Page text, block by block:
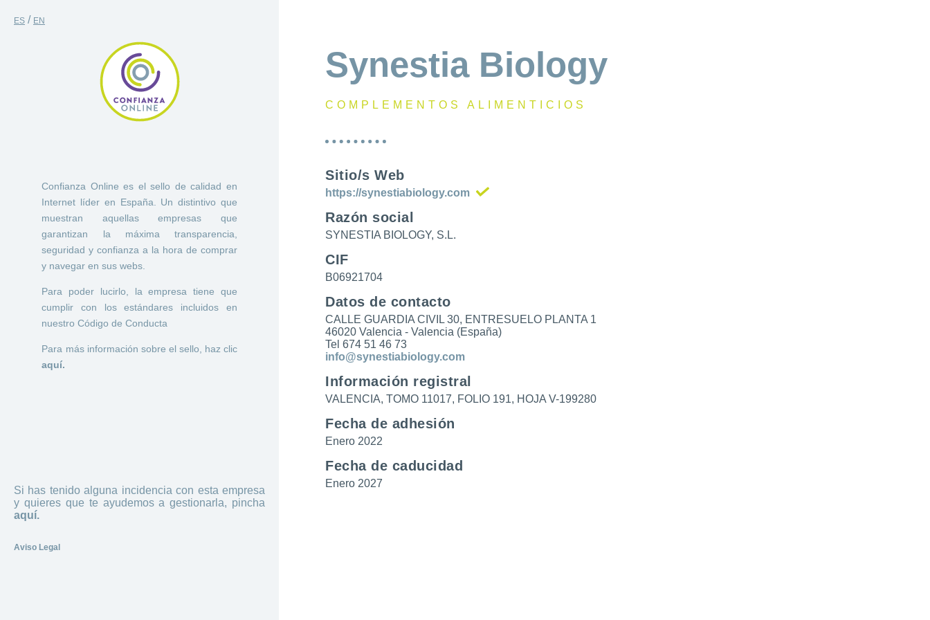
ES / EN
Confianza Online es el sello de calidad en
Internet líder en España. Un distintivo que
muestran aquellas empresas que
garantizan la máxima transparencia,
seguridad y confianza a la hora de comprar
y navegar en sus webs.
Para poder lucirlo, la empresa tiene que
cumplir con los estándares incluidos en
nuestro Código de Conducta
Para más información sobre el sello, haz clic
aquí.
Synestia Biology
COMPLEMENTOS ALIMENTICIOS
Sitio/s Web
https://synestiabiology.com
Razón social
SYNESTIA BIOLOGY, S.L.
CIF
B06921704
Datos de contacto
CALLE GUARDIA CIVIL 30, ENTRESUELO PLANTA 1
46020 Valencia - Valencia (España)
Tel 674 51 46 73
info@synestiabiology.com
Información registral
VALENCIA, TOMO 11017, FOLIO 191, HOJA V-199280
Fecha de adhesión
Enero 2022
Fecha de caducidad
Enero 2027
Si has tenido alguna incidencia con esta empresa
y quieres que te ayudemos a gestionarla, pincha
aquí.
Aviso Legal